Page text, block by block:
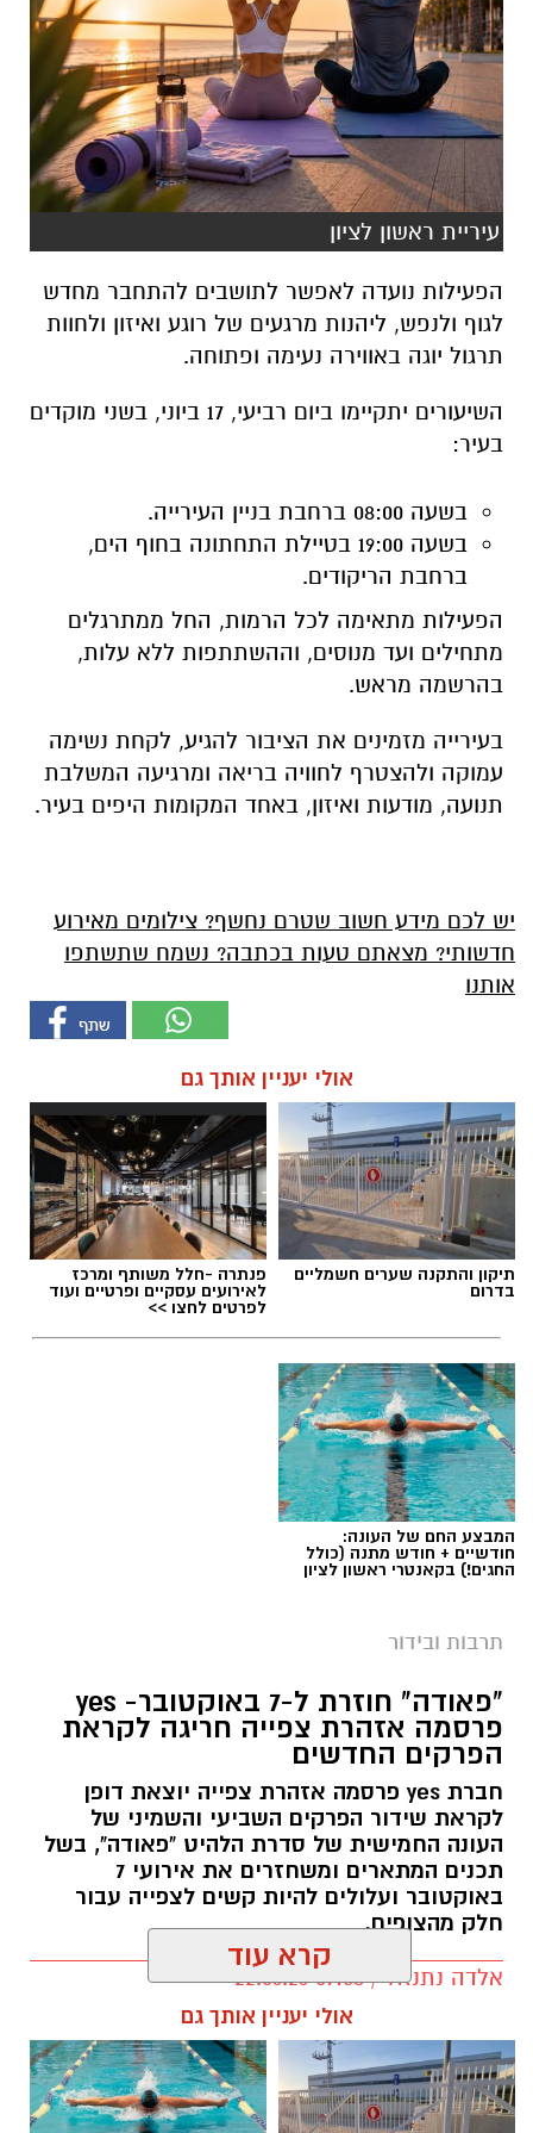
עיריית ראשון לציון
הפעילות נועדה לאפשר לתושבים להתחבר מחדש
לגוף ולנפש, ליהנות מרגעים של רוגע ואיזון ולחוות
תרגול יוגה באווירה נעימה ופתוחה.
השיעורים יתקיימו ביום רביעי, 17 ביוני, בשני מוקדים
בעיר:
בשעה 08:00 ברחבת בניין העירייה.
בשעה 19:00 בטיילת התחתונה בחוף הים,
ברחבת הריקודים.
הפעילות מתאימה לכל הרמות, החל ממתרגלים
מתחילים ועד מנוסים, וההשתתפות ללא עלות,
בהרשמה מראש.
בעירייה מזמינים את הציבור להגיע, לקחת נשימה
עמוקה ולהצטרף לחוויה בריאה ומרגיעה המשלבת
תנועה, מודעות ואיזון, באחד המקומות היפים בעיר.
יש לכם מידע חשוב שטרם נחשף? צילומים מאירוע
חדשותי? מצאתם טעות בכתבה? נשמח שתשתפו
אותנו
אולי יעניין אותך גם
תיקון והתקנה שערים חשמליים
בדרום
פנתרה -חלל משותף ומרכז
לאירועים עסקיים ופרטיים ועוד
לפרטים לחצו >>
המבצע החם של העונה:
חודשיים + חודש מתנה (כולל
החגים!) בקאנטרי ראשון לציון
תרבות ובידור
"פאודה" חוזרת ל-7 באוקטובר- yes
פרסמה אזהרת צפייה חריגה לקראת
הפרקים החדשים
חברת yes פרסמה אזהרת צפייה יוצאת דופן
לקראת שידור הפרקים השביעי והשמיני של
העונה החמישית של סדרת הלהיט "פאודה", בשל
תכנים המתארים ומשחזרים את אירועי 7
באוקטובר ועלולים להיות קשים לצפייה עבור
חלק מהצופים.
אלדה נתנאל / 09:58 22.06.26
פאודה" חוזרת ל-7 באוקטובר: yes
קרא עוד
אולי יעניין אותך גם